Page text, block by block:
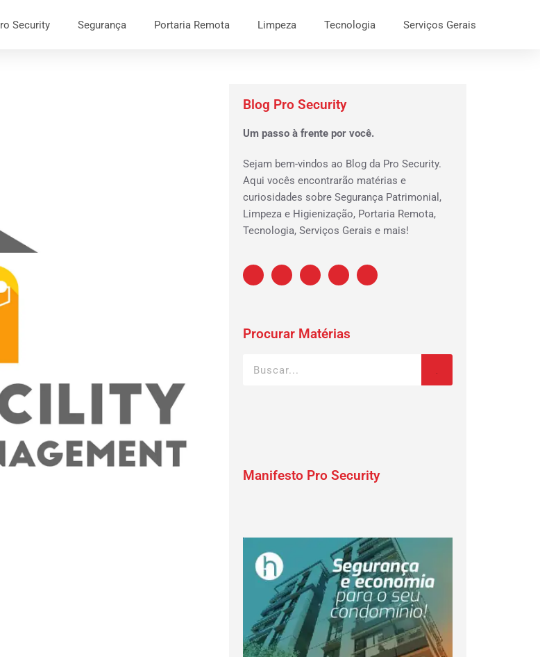
Security Segurança Portaria Remota Limpeza Tecnologia Serviços Gerais
Blog Pro Security
Um passo à frente por você.
Sejam bem-vindos ao Blog da Pro Security.
Aqui vocês encontrarão matérias e
curiosidades sobre Segurança Patrimonial,
Limpeza e Higienização, Portaria Remota,
Tecnologia, Serviços Gerais e mais!
Procurar Matérias
Manifesto Pro Security